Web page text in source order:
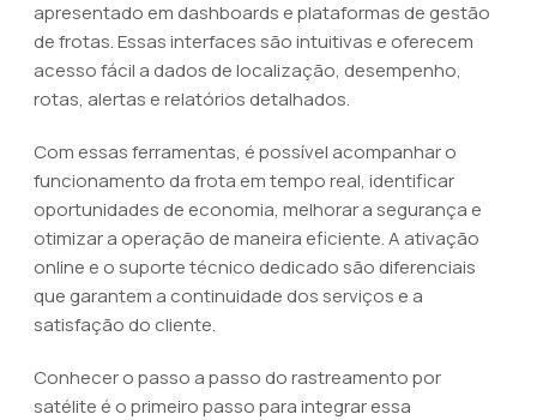
apresentado em dashboards e plataformas de gestão
de frotas. Essas interfaces são intuitivas e oferecem
acesso fácil a dados de localização, desempenho,
rotas, alertas e relatórios detalhados.
Com essas ferramentas, é possível acompanhar o
funcionamento da frota em tempo real, identificar
oportunidades de economia, melhorar a segurança e
otimizar a operação de maneira eficiente. A ativação
online e o suporte técnico dedicado são diferenciais
que garantem a continuidade dos serviços e a
satisfação do cliente.
Conhecer o passo a passo do rastreamento por
satélite é o primeiro passo para integrar essa